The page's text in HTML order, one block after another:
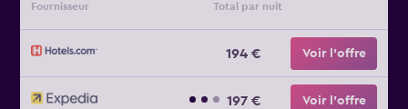
Fournisseur Total par nuit
194 € Voir l’offre
197 € Voir l’offre